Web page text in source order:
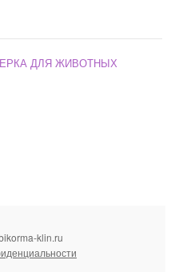
ДЛЯ ЖИВОТНЫХ
klin.ru